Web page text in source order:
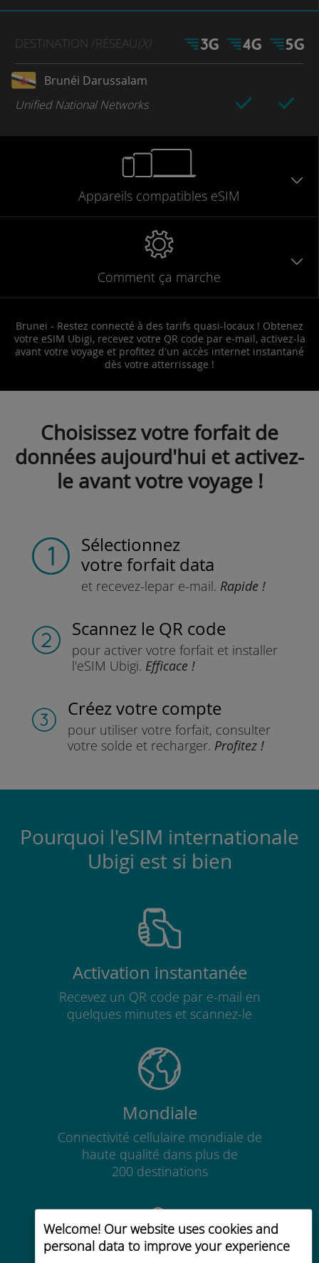
Welcome! Our website uses cookies and
personal data to improve your experience
DESTINATION /RÉSEAU(X)
Brunéi Darussalam
Unified National Networks
Appareils compatibles eSIM
Comment ça marche
Brunei - Restez connecté à des tarifs quasi-locaux ! Obtenez
votre eSIM Ubigi, recevez votre QR code par e-mail, activez-la
avant votre voyage et profitez d'un accès internet instantané
dès votre atterrissage !
Choisissez votre forfait de
données aujourd'hui et activez-
le avant votre voyage !
Sélectionnez
votre forfait data
et recevez-lepar e-mail. Rapide !
Scannez le QR code
pour activer votre forfaitet installer
l'eSIM Ubigi. Efficace !
Créez votre compte
pour utiliser votre forfait, consulter
votre solde et recharger. Profitez !
Pourquoi l'eSIM internationale
Ubigi est si bien
Activation instantanée
Recevez un QR code par e-mail en
quelques minutes et scannez-le
Mondiale
Connectivité cellulaire mondiale de
haute qualité dans plus de
200 destinations